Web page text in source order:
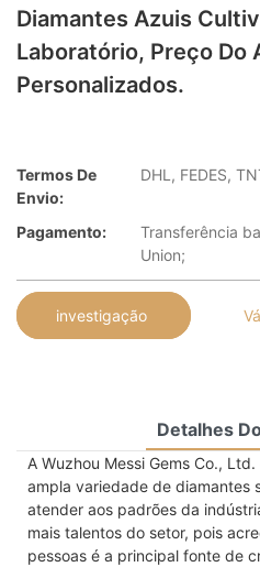
Diamantes Azuis
Laboratório, Preço Do
Personalizados.
Termos De
Envio:
DHL, FEDES,
Pagamento:
Transferência
Union;
investigação
Detalhes
A Wuzhou Messi Gems Co.,
ampla variedade de diamantes
atender aos padrões da
mais talentos do setor, pois
pessoas é a principal fonte de